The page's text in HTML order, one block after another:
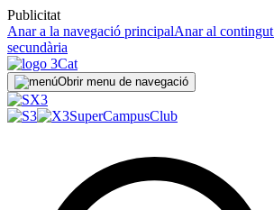
Publicitat
Anar a la navegació principalAnar al contingut
secundària
Obrir menu de navegació
SuperCampusClub